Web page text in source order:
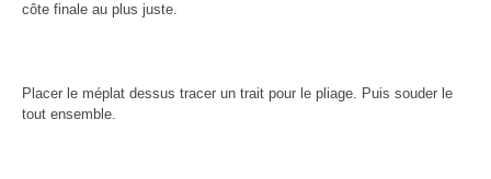
côte finale au plus juste.
Placer le méplat dessus tracer un trait pour le pliage. Puis souder le
tout ensemble.